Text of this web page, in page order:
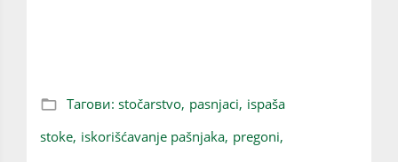
Тагови: stočarstvo, pasnjaci, ispaša
stoke, iskorišćavanje pašnjaka, pregoni,